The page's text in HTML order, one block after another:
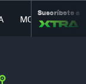
MOVILIDAD
Suscríbete a